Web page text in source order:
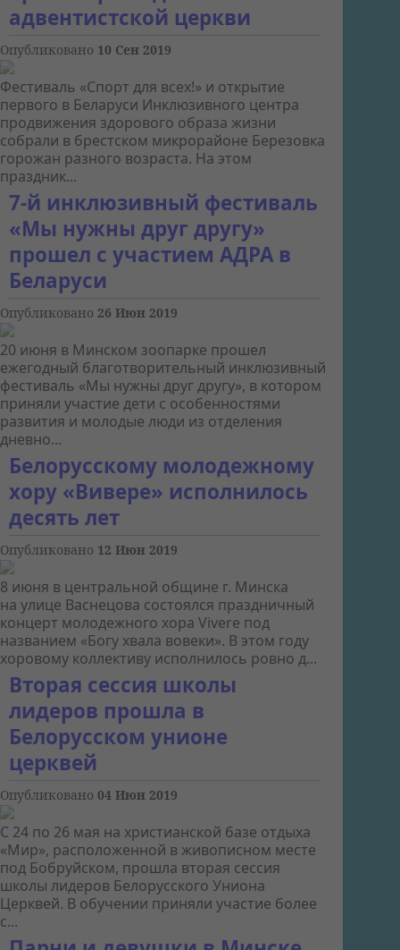
адвентистской церкви
Опубликовано 10 Сен 2019
Фестиваль «Спорт для всех!» и открытие
первого в Беларуси Инклюзивного центра
продвижения здорового образа жизни
собрали в брестском микрорайоне Березовка
горожан разного возраста. На этом
праздник...
7-й инклюзивный фестиваль
«Мы нужны друг другу»
прошел с участием АДРА в
Беларуси
Опубликовано 26 Июн 2019
20 июня в Минском зоопарке прошел
ежегодный благотворительный инклюзивный
фестиваль «Мы нужны друг другу», в котором
приняли участие дети с особенностями
развития и молодые люди из отделения
дневно...
Белорусскому молодежному
хору «Вивере» исполнилось
десять лет
Опубликовано 12 Июн 2019
8 июня в центральной общине г. Минска
на улице Васнецова состоялся праздничный
концерт молодежного хора Vivere под
названием «Богу хвала вовеки». В этом году
хоровому коллективу исполнилось ровно д...
Вторая сессия школы
лидеров прошла в
Белорусском унионе
церквей
Опубликовано 04 Июн 2019
С 24 по 26 мая на христианской базе отдыха
«Мир», расположенной в живописном месте
под Бобруйском, прошла вторая сессия
школы лидеров Белорусского Униона
Церквей. В обучении приняли участие более
с...